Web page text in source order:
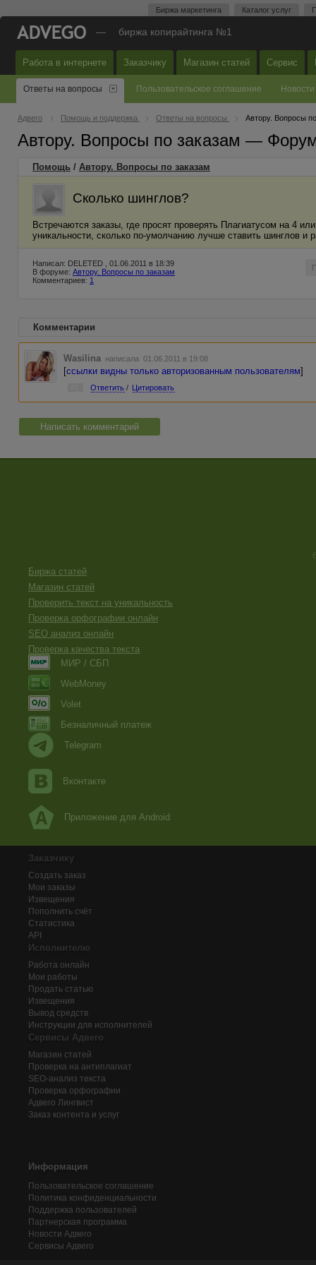
Биржа маркетинга Каталог услуг
— биржа копирайтинга №1
Работа в интернете Заказчику Магазин статей Сервис
Ответы на вопросы Пользовательское соглашение Новости
Адвего Помощь и поддержка Ответы на вопросы Автору. Вопросы
Автору. Вопросы по заказам —
Помощь / Автору. Вопросы по заказам
Сколько шинглов?
Встречаются заказы, где просят проверять Плагиатусом на 4
уникальности, сколько по-умолчанию лучше ставить шинглов и
Написал: DELETED , 01.06.2011 в 18:39
В форуме: Автору. Вопросы по заказам
Комментариев: 1
Комментарии
Wasilina написала 01.06.2011 в 19:08
[ссылки видны только авторизованным пользователям]
Ответить / Цитировать
Написать комментарий
Биржа статей
Магазин статей
Проверить текст на уникальность
Проверка орфографии онлайн
SEO анализ онлайн
Проверка качества текста
МИР / СБП
WebMoney
Volet
Безналичный платеж
Telegram
Вконтакте
Приложение для Android
Заказчику
Создать заказ
Мои заказы
Извещения
Пополнить счёт
Статистика
API
Исполнителю
Работа онлайн
Мои работы
Продать статью
Извещения
Вывод средств
Инструкции для исполнителей
Сервисы Адвего
Магазин статей
Проверка на антиплагиат
SEO-анализ текста
Проверка орфографии
Адвего Лингвист
Заказ контента и услуг
Информация
Пользовательское соглашение
Политика конфиденциальности
Поддержка пользователей
Партнерская программа
Новости Адвего
Сервисы Адвего